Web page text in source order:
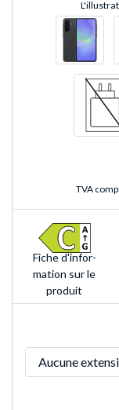
TVA
Fiche d'infor­
mation sur le
produit